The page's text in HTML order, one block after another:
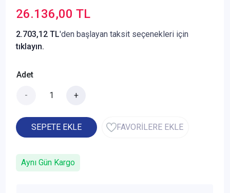
26.136,00 TL
2.703,12 TL'den başlayan taksit seçenekleri için
tıklayın.
Adet
- +
SEPETE EKLE FAVORİLERE EKLE
Aynı Gün Kargo